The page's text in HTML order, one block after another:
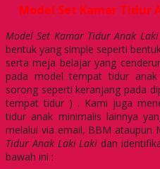
Model Set Kamar Tidur
Model Set Kamar Tidur Anak
bentuk yang simple seperti
serta meja belajar yang
pada model tempat tidur
sorong seperti keranjang pada
tempat tidur ) . Kami juga
tidur anak minimalis lainnya
melalui via email, BBM ataupun
Tidur Anak Laki Laki dan
bawah ini :